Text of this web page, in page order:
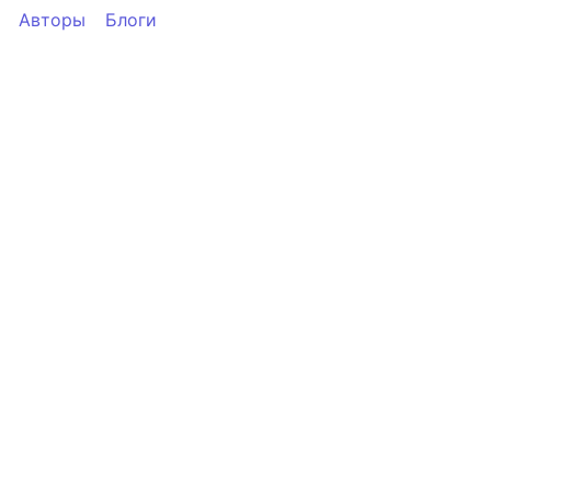
Авторы Блоги